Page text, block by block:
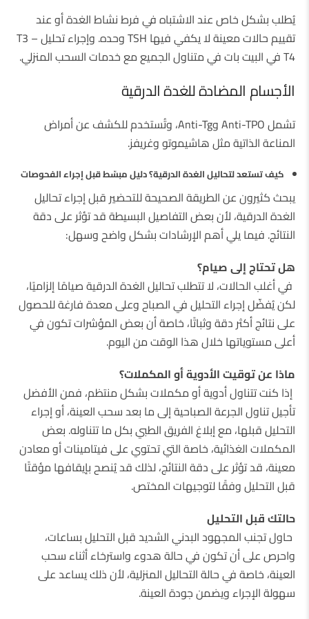
يُطلب بشكل خاص عند الاشتباه في فرط نشاط الغدة أو عند
تقييم حالات معينة لا يكفي فيها TSH وحده. وإجراء تحليل T3 –
T4 في البيت بات في متناول الجميع مع خدمات السحب المنزلي.
الأجسام المضادة للغدة الدرقية
تشمل Anti-TPO وAnti-Tg، وتُستخدم للكشف عن أمراض
المناعة الذاتية مثل هاشيموتو وغريفز.
كيفتستعدلتحاليلالغدةالدرقية؟ دليلمبسّطقبلإجراءالفحوصات
يبحث كثيرون عن الطريقة الصحيحة للتحضير قبل إجراء تحاليل
الغدة الدرقية، لأن بعض التفاصيل البسيطة قد تؤثر على دقة
النتائج. فيما يلي أهم الإرشادات بشكل واضح وسهل:
هلتحتاجإلىصيام؟
في أغلب الحالات، لا تتطلب تحاليل الغدة الدرقية صيامًا إلزاميًا،
لكن يُفضّل إجراء التحليل في الصباح وعلى معدة فارغة للحصول
على نتائج أكثر دقة وثباتًا، خاصة أن بعض المؤشرات تكون في
أعلى مستوياتها خلال هذا الوقت من اليوم.
ماذا عنتوقيتالأدويةأوالمكملات؟
إذا كنت تتناول أدوية أو مكملات بشكل منتظم، فمن الأفضل
تأجيل تناول الجرعة الصباحية إلى ما بعد سحب العينة، أو إجراء
التحليل قبلها، مع إبلاغ الفريق الطبي بكل ما تتناوله. بعض
المكملات الغذائية، خاصة التي تحتوي على فيتامينات أو معادن
معينة، قد تؤثر على دقة النتائج، لذلك قد يُنصح بإيقافها مؤقتًا
قبل التحليل وفقًا لتوجيهات المختص.
حالتكقبلالتحليل
حاول تجنب المجهود البدني الشديد قبل التحليل بساعات،
واحرص على أن تكون في حالة هدوء واسترخاء أثناء سحب
العينة، خاصة في حالة التحاليل المنزلية، لأن ذلك يساعد على
سهولة الإجراء ويضمن جودة العينة.